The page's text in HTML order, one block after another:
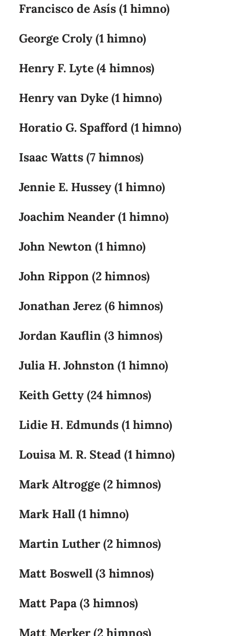
Francisco de Asís (1 himno)
George Croly (1 himno)
Henry F. Lyte (4 himnos)
Henry van Dyke (1 himno)
Horatio G. Spafford (1 himno)
Isaac Watts (7 himnos)
Jennie E. Hussey (1 himno)
Joachim Neander (1 himno)
John Newton (1 himno)
John Rippon (2 himnos)
Jonathan Jerez (6 himnos)
Jordan Kauflin (3 himnos)
Julia H. Johnston (1 himno)
Keith Getty (24 himnos)
Lidie H. Edmunds (1 himno)
Louisa M. R. Stead (1 himno)
Mark Altrogge (2 himnos)
Mark Hall (1 himno)
Martin Luther (2 himnos)
Matt Boswell (3 himnos)
Matt Papa (3 himnos)
Matt Merker (2 himnos)